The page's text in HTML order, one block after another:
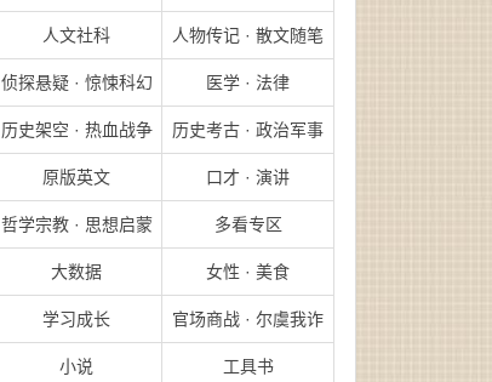
人文社科 人物传记 · 散文随笔
侦探悬疑 · 惊悚科幻 医学 · 法律
历史架空 · 热血战争 历史考古 · 政治军事
原版英文 口才 · 演讲
哲学宗教 · 思想启蒙 多看专区
大数据 女性 · 美食
学习成长 官场商战 · 尔虞我诈
小说 工具书